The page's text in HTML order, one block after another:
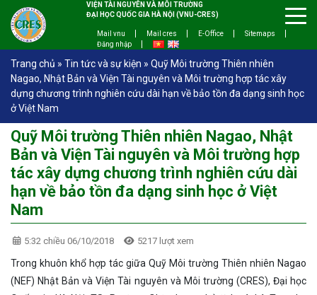
VIỆN TÀI NGUYÊN VÀ MÔI TRƯỜNG
ĐẠI HỌC QUỐC GIA HÀ NỘI (VNU-CRES)
Mail vnu Mail cres E-Office
Sitemaps
Đăng nhập
Trang chủ » Tin tức và sự kiện » Quỹ Môi trường Thiên nhiên
Nagao, Nhật Bản và Viện Tài nguyên và Môi trường hợp tác xây
dựng chương trình nghiên cứu dài hạn về bảo tồn đa dạng sinh học
ở Việt Nam
Quỹ Môi trường Thiên nhiên Nagao, Nhật
Bản và Viện Tài nguyên và Môi trường hợp
tác xây dựng chương trình nghiên cứu dài
hạn về bảo tồn đa dạng sinh học ở Việt
Nam
5:32 chiều 06/10/2018 5217 lượt xem
Trong khuôn khổ hợp tác giữa Quỹ Môi trường Thiên nhiên Nagao
(NEF) Nhật Bản và Viện Tài nguyên và Môi trường (CRES), Đại học